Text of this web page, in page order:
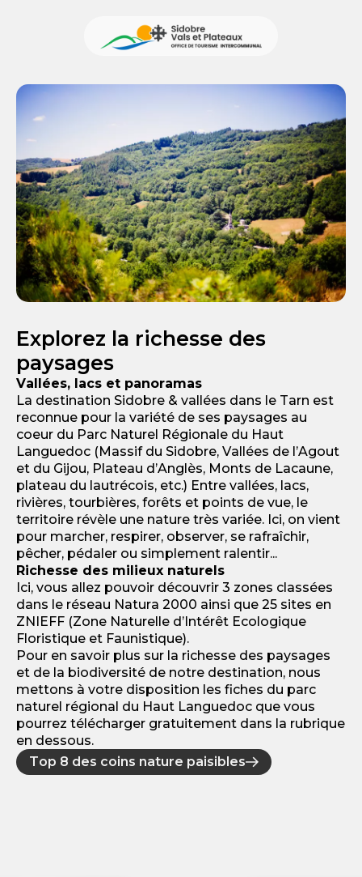
Explorez la richesse des
paysages
Vallées, lacs et panoramas
La destination Sidobre & vallées dans le Tarn est
reconnue pour la variété de ses paysages au
coeur du Parc Naturel Régionale du Haut
Languedoc (Massif du Sidobre, Vallées de l’Agout
et du Gijou, Plateau d’Anglès, Monts de Lacaune,
plateau du lautrécois, etc.) Entre vallées, lacs,
rivières, tourbières, forêts et points de vue, le
territoire révèle une nature très variée. Ici, on vient
pour marcher, respirer, observer, se rafraîchir,
pêcher, pédaler ou simplement ralentir...
Richesse des milieux naturels
Ici, vous allez pouvoir découvrir 3 zones classées
dans le réseau Natura 2000 ainsi que 25 sites en
ZNIEFF (Zone Naturelle d’Intérêt Ecologique
Floristique et Faunistique).
Pour en savoir plus sur la richesse des paysages
et de la biodiversité de notre destination, nous
mettons à votre disposition les fiches du parc
naturel régional du Haut Languedoc que vous
pourrez télécharger gratuitement dans la rubrique
en dessous.
Top 8 des coins nature paisibles